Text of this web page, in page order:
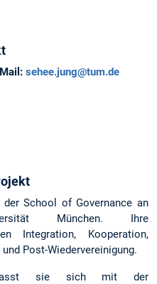
sehee.jung@tum.de
School of Governance an
München. Ihre
Integration, Kooperation,
Post-Wiedervereinigung.
sie sich mit der